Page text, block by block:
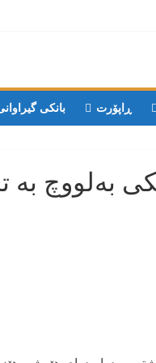
ڕاپۆرت بانکی
بەلووچ به